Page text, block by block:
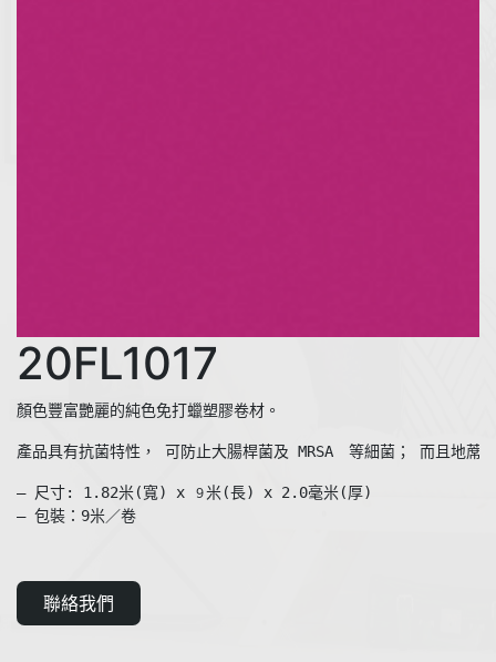
20FL1017
產品具有抗菌特性， 可防止大腸桿菌及 MRSA　等細菌； 而且地
— 尺寸: 1.82米(寬) x ９米(長) x 2.0毫米(厚)
— 包裝：9米／卷
聯絡我們